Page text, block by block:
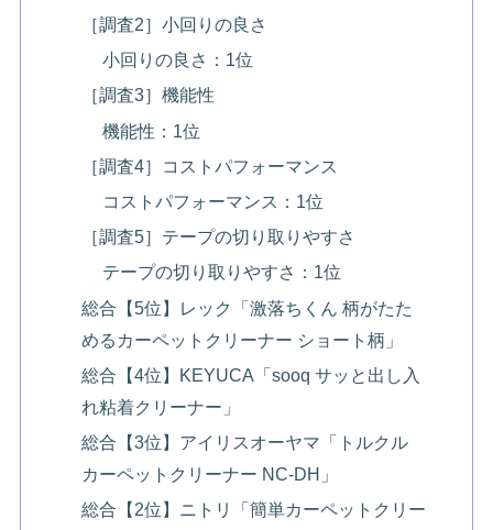
［調査2］小回りの良さ
小回りの良さ：1位
［調査3］機能性
機能性：1位
［調査4］コストパフォーマンス
コストパフォーマンス：1位
［調査5］テープの切り取りやすさ
テープの切り取りやすさ：1位
総合【5位】レック「激落ちくん 柄がたた
めるカーペットクリーナー ショート柄」
総合【4位】KEYUCA「sooq サッと出し入
れ粘着クリーナー」
総合【3位】アイリスオーヤマ「トルクル
カーペットクリーナー NC-DH」
総合【2位】ニトリ「簡単カーペットクリー